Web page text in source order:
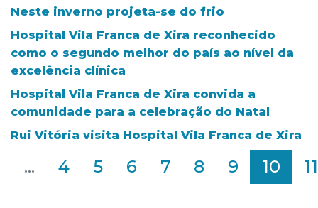
Neste inverno projeta-se do frio
Hospital Vila Franca de Xira reconhecido
como o segundo melhor do país ao nível da
excelência clínica
Hospital Vila Franca de Xira convida a
comunidade para a celebração do Natal
Rui Vitória visita Hospital Vila Franca de Xira
... 4 5 6 7 8 9 10 11